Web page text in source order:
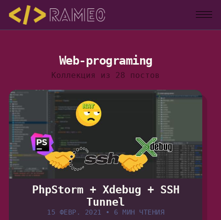
Web-programing
Коллекция из 28 постов
PhpStorm + Xdebug + SSH
Tunnel
15 ФЕВР. 2021 • 6 МИН ЧТЕНИЯ